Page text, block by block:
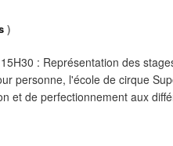
)
: Représentation des
personne, l'école de cirque
et de perfectionnement aux